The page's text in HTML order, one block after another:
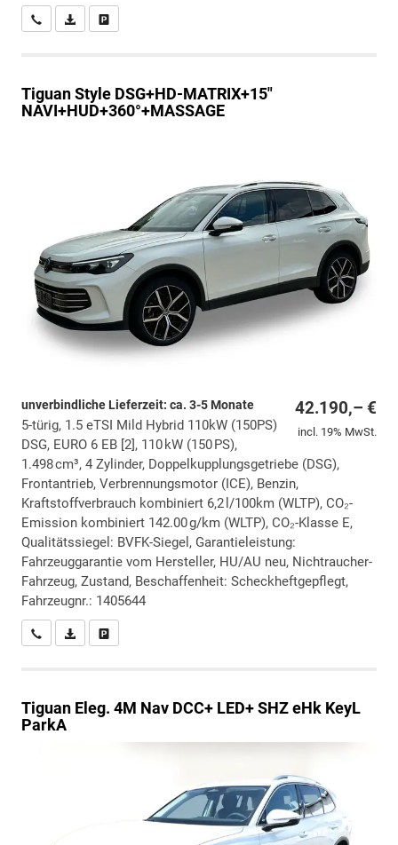
Wir rufen Sie anPDF-Datei, Fahrzeugexposé drucken
TiguanStyle DSG+HD-MATRIX+15"
NAVI+HUD+360°+MASSAGE
42.190,– €
incl. 19% MwSt.
unverbindliche Lieferzeit: ca. 3-5 Monate
5-türig, 1.5 eTSI Mild Hybrid 110kW (150PS)
DSG, EURO 6 EB [2], 110 kW (150 PS),
1.498 cm³, 4 Zylinder, Doppelkupplungsgetriebe (DSG),
Frontantrieb, Verbrennungsmotor (ICE), Benzin,
Kraftstoffverbrauch kombiniert 6,2 l/100km (WLTP), CO₂-
Emission kombiniert 142.00 g/km (WLTP), CO₂-Klasse E,
Qualitätssiegel: BVFK-Siegel, Garantieleistung:
Fahrzeuggarantie vom Hersteller, HU/AU neu, Nichtraucher-
Fahrzeug, Zustand, Beschaffenheit: Scheckheftgepflegt,
Fahrzeugnr.: 1405644
Wir rufen Sie anPDF-Datei, Fahrzeugexposé drucken
Tiguan Eleg. 4M Nav DCC+ LED+ SHZ eHk KeyL
ParkA